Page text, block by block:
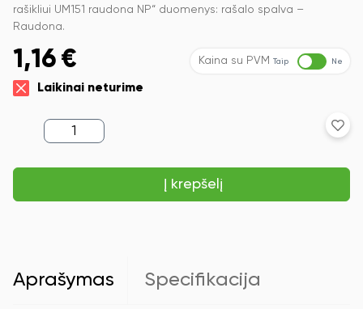
rašikliui UM151 raudona NP“ duomenys: rašalo spalva –
Raudona.
1,16 € Kaina su PVM Taip Ne
Laikinai neturime
produkto
kiekis:
šerdelė
UMR-
Į krepšelį
Aprašymas Specifikacija